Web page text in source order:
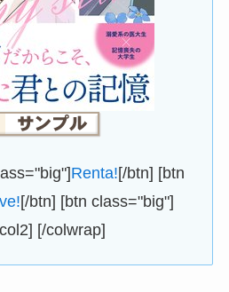
Renta![/btn] [btn
[/btn] [btn class="big"]
[/colwrap]